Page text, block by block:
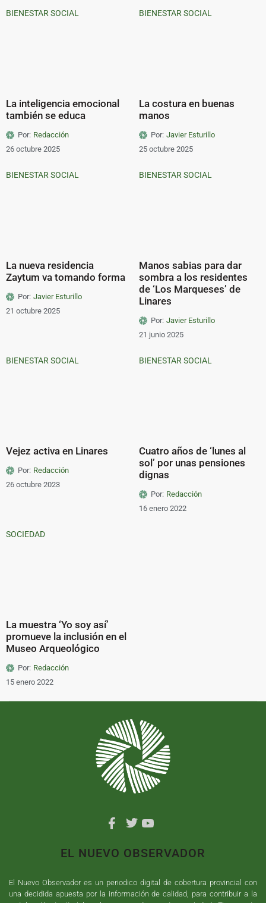
BIENESTAR SOCIAL
La inteligencia emocional
también se educa
Por: Redacción
26 octubre 2025
BIENESTAR SOCIAL
La costura en buenas
manos
Por: Javier Esturillo
25 octubre 2025
BIENESTAR SOCIAL
La nueva residencia
Zaytum va tomando forma
Por: Javier Esturillo
21 octubre 2025
BIENESTAR SOCIAL
Manos sabias para dar
sombra a los residentes
de ‘Los Marqueses’ de
Linares
Por: Javier Esturillo
21 junio 2025
BIENESTAR SOCIAL
Vejez activa en Linares
Por: Redacción
26 octubre 2023
BIENESTAR SOCIAL
Cuatro años de ‘lunes al
sol’ por unas pensiones
dignas
Por: Redacción
16 enero 2022
SOCIEDAD
La muestra ‘Yo soy así’
promueve la inclusión en el
Museo Arqueológico
Por: Redacción
15 enero 2022
EL NUEVO OBSERVADOR
El Nuevo Observador es un periodico digital de cobertura provincial con
una decidida apuesta por la información de calidad, para contribuir a la